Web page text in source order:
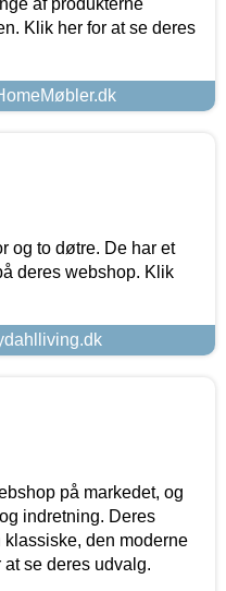
Klik her for at se deres
og to døtre. De har et
deres webshop. Klik
på markedet, og
indretning. Deres
den moderne
se deres udvalg.